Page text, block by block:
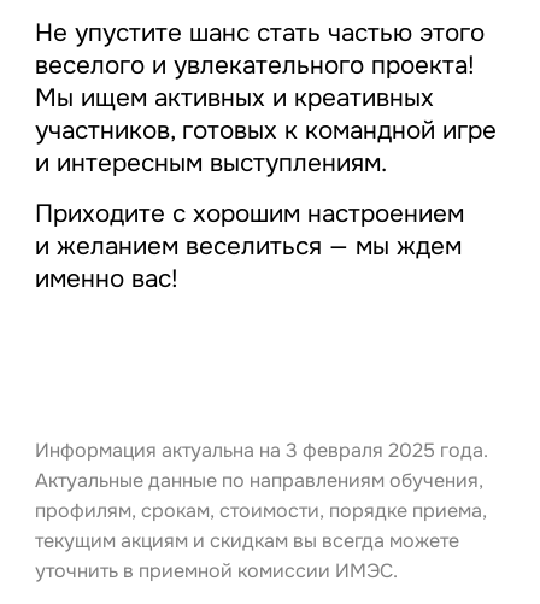
Не упустите шанс стать частью этого
веселого и увлекательного проекта!
Мы ищем активных и креативных
участников, готовых к командной игре
и интересным выступлениям.
Приходите с хорошим настроением
и желанием веселиться — мы ждем
именно вас!
Информация актуальна на 3 февраля 2025 года.
Актуальные данные по направлениям обучения,
профилям, срокам, стоимости, порядке приема,
текущим акциям и скидкам вы всегда можете
уточнить в приемной комиссии ИМЭС.